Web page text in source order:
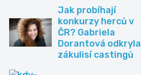
Jak probíhají
konkurzy herců v
ČR? Gabriela
Dorantová odkryla
zákulisí castingů